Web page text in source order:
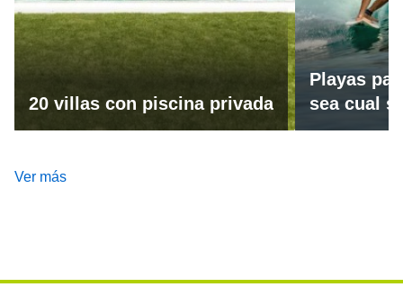
20 villas con piscina privada
Playas
sea cual
Ver más